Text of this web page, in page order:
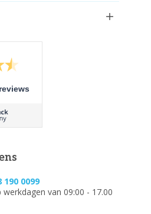
190 0099
werkdagen van 09:00 - 17.00